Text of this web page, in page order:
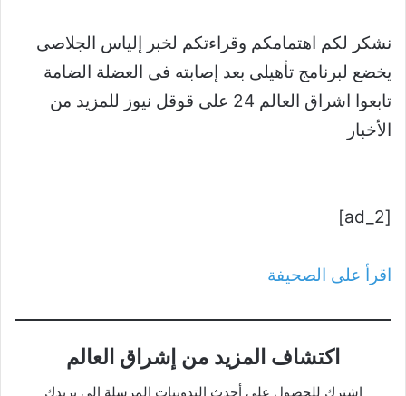
نشكر لكم اهتمامكم وقراءتكم لخبر إلياس الجلاصى
يخضع لبرنامج تأهيلى بعد إصابته فى العضلة الضامة
تابعوا اشراق العالم 24 على قوقل نيوز للمزيد من
الأخبار
[ad_2]
اقرأ على الصحيفة
اكتشاف المزيد من إشراق العالم
اشترك للحصول على أحدث التدوينات المرسلة إلى بريدك